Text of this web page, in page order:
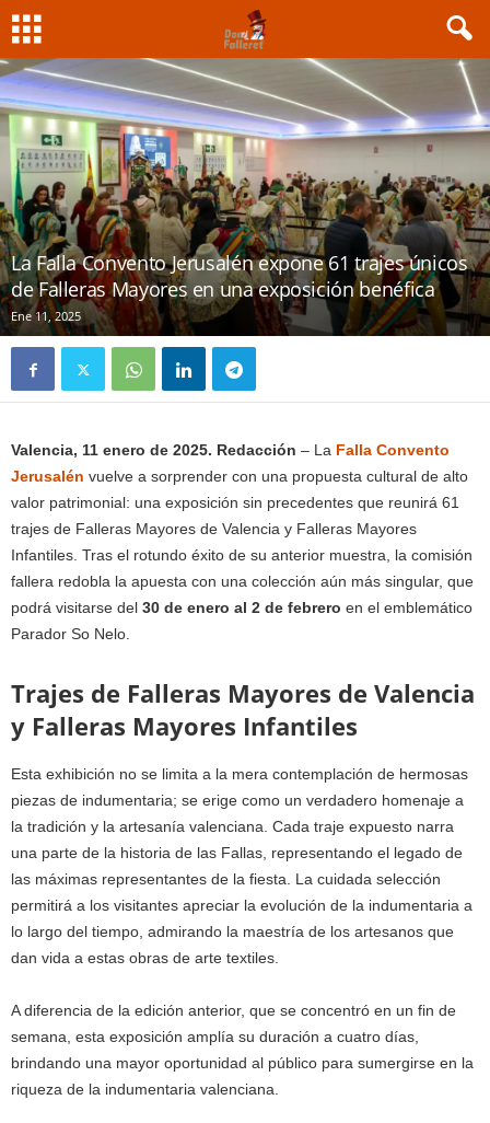
La Falla Convento Jerusalén expone 61 trajes únicos
de Falleras Mayores en una exposición benéfica
Ene 11, 2025
Valencia, 11 enero de 2025. Redacción – La Falla Convento
Jerusalén vuelve a sorprender con una propuesta cultural de alto
valor patrimonial: una exposición sin precedentes que reunirá 61
trajes de Falleras Mayores de Valencia y Falleras Mayores
Infantiles. Tras el rotundo éxito de su anterior muestra, la comisión
fallera redobla la apuesta con una colección aún más singular, que
podrá visitarse del 30 de enero al 2 de febrero en el emblemático
Parador So Nelo.
Trajes de Falleras Mayores de Valencia
y Falleras Mayores Infantiles
Esta exhibición no se limita a la mera contemplación de hermosas
piezas de indumentaria; se erige como un verdadero homenaje a
la tradición y la artesanía valenciana. Cada traje expuesto narra
una parte de la historia de las Fallas, representando el legado de
las máximas representantes de la fiesta. La cuidada selección
permitirá a los visitantes apreciar la evolución de la indumentaria a
lo largo del tiempo, admirando la maestría de los artesanos que
dan vida a estas obras de arte textiles.
A diferencia de la edición anterior, que se concentró en un fin de
semana, esta exposición amplía su duración a cuatro días,
brindando una mayor oportunidad al público para sumergirse en la
riqueza de la indumentaria valenciana.